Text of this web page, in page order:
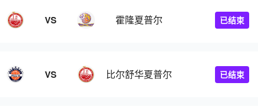
VS 霍隆夏普尔 已结束
VS 比尔舒华夏普尔 已结束